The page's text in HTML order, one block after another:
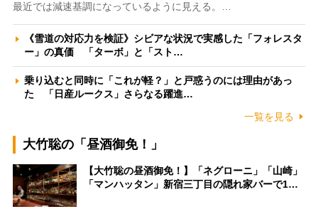
最近では減速基調になっているように見える。…
《雪道の対応力を検証》シビアな状況で実感した「フォレスタ
ー」の真価 「ターボ」と「スト…
乗り込むと同時に「これが軽？」と戸惑うのには理由があっ
た 「日産ルークス」さらなる躍進…
一覧を見る
大竹聡の「昼酒御免！」
【大竹聡の昼酒御免！】「ネグローニ」「山崎」
「マンハッタン」新宿三丁目の隠れ家バーで1…